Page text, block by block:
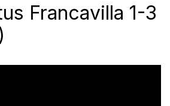
Francavilla 1-3